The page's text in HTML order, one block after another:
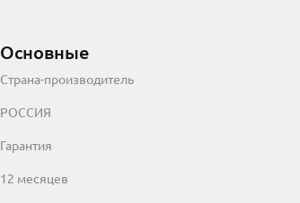
Основные
Страна-производитель
РОССИЯ
Гарантия
12 месяцев